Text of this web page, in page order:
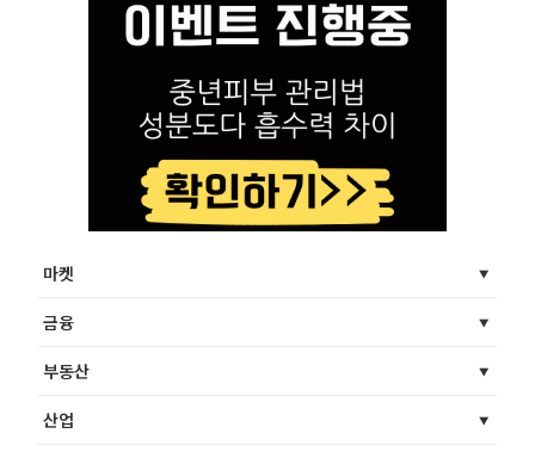
마켓
금융
부동산
산업